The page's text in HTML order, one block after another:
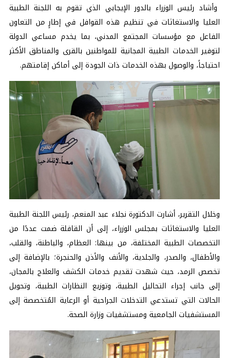
وأشاد رئيس الوزراء بالدور الإيجابي الذي تقوم به اللجنة الطبية
العليا والاستغاثات في تنظيم هذه القوافل في إطارٍ من التعاون
الفاعل مع مؤسسات المجتمع المدني، بما يخدم مساعي الدولة
لتوفير الخدمات الطبية المجانية للمواطنين بالقرى والمناطق الأكثر
احتياجاً، والوصول بهذه الخدمات ذات الجودة إلى أماكن إقامتهم.
وخلال التقرير، أشارت الدكتورة نجلاء عبد المنعم، رئيس اللجنة الطبية
العليا والاستغاثات بمجلس الوزراء، إلى أن القافلة ضمت عددًا من
التخصصات الطبية المختلفة، من بينها: العظام، والباطنة، والقلب،
والأطفال، والصدر، والجلدية، والأنف والأذن والحنجرة؛ بالإضافة إلى
تخصص الرمد، حيث شهدت تقديم خدمات الكشف والعلاج بالمجان،
إلى جانب إجراء التحاليل الطبية، وتوزيع النظارات الطبية، وتحويل
الحالات التي تستدعي التدخلات الجراحية أو الرعاية المُتخصصة إلى
المستشفيات الجامعية ومستشفيات وزارة الصحة.